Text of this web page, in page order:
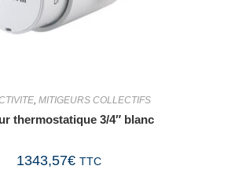
MITIGEURS COLLECTIFS
thermostatique 3/4″ blanc
1343,57€ TTC